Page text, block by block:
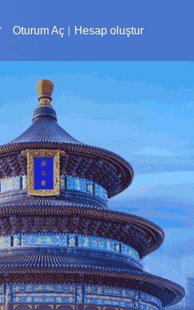
Oturum Aç Hesap oluştur